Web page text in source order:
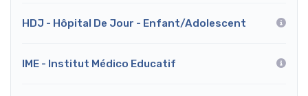
HDJ - Hôpital De Jour - Enfant/Adolescent
IME - Institut Médico Educatif